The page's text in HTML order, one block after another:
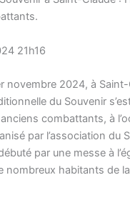
21h16
novembre 2024, à Saint-
du Souvenir
combattants, à
par l’association du
par une messe à
nombreux habitants de